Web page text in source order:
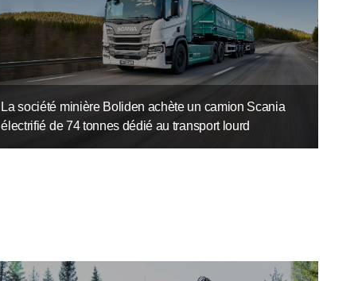
La société minière Boliden achète un camion Scania
électrifié de 74 tonnes dédié au transport lourd